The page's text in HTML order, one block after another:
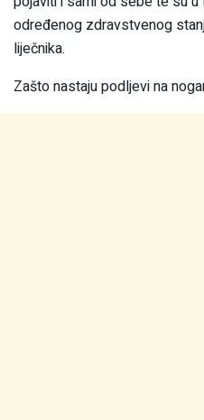
određenog zdravstvenog
liječnika.
Zašto nastaju podljevi na